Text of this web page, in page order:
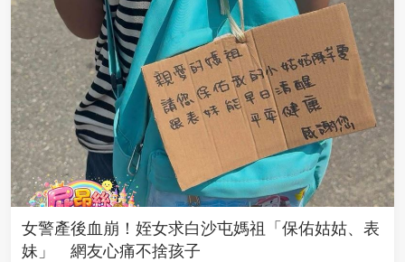
女警產後血崩！姪女求白沙屯媽祖「保佑姑姑、表
妹」 網友心痛不捨孩子